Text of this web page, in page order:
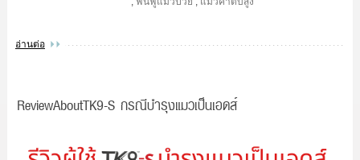
อ่านต่อ
ReviewAboutTK9-S กรณีบำรุงแมวเป็นเอดส์